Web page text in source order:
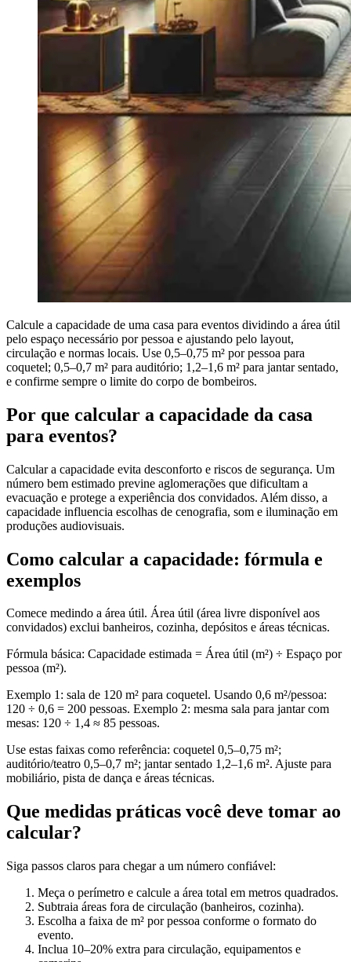
Calcule a capacidade de uma casa para eventos dividindo a área útil
pelo espaço necessário por pessoa e ajustando pelo layout,
circulação e normas locais. Use 0,5–0,75 m² por pessoa para
coquetel; 0,5–0,7 m² para auditório; 1,2–1,6 m² para jantar sentado,
e confirme sempre o limite do corpo de bombeiros.
Por que calcular a capacidade da casa
para eventos?
Calcular a capacidade evita desconforto e riscos de segurança. Um
número bem estimado previne aglomerações que dificultam a
evacuação e protege a experiência dos convidados. Além disso, a
capacidade influencia escolhas de cenografia, som e iluminação em
produções audiovisuais.
Como calcular a capacidade: fórmula e
exemplos
Comece medindo a área útil. Área útil (área livre disponível aos
convidados) exclui banheiros, cozinha, depósitos e áreas técnicas.
Fórmula básica: Capacidade estimada = Área útil (m²) ÷ Espaço por
pessoa (m²).
Exemplo 1: sala de 120 m² para coquetel. Usando 0,6 m²/pessoa:
120 ÷ 0,6 = 200 pessoas. Exemplo 2: mesma sala para jantar com
mesas: 120 ÷ 1,4 ≈ 85 pessoas.
Use estas faixas como referência: coquetel 0,5–0,75 m²;
auditório/teatro 0,5–0,7 m²; jantar sentado 1,2–1,6 m². Ajuste para
mobiliário, pista de dança e áreas técnicas.
Que medidas práticas você deve tomar ao
calcular?
Siga passos claros para chegar a um número confiável:
Meça o perímetro e calcule a área total em metros quadrados.
Subtraia áreas fora de circulação (banheiros, cozinha).
Escolha a faixa de m² por pessoa conforme o formato do
evento.
Inclua 10–20% extra para circulação, equipamentos e